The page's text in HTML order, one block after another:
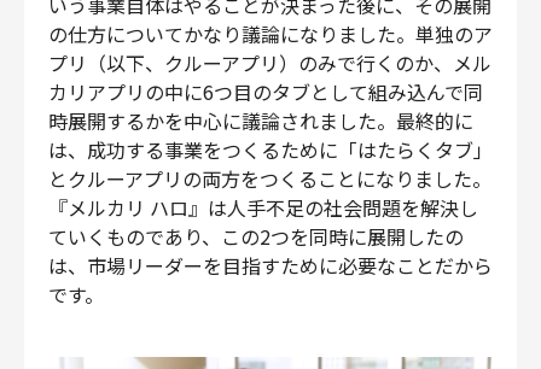
の仕方についてかなり議論になりました。単独のア
プリ（以下、クルーアプリ）のみで行くのか、メル
カリアプリの中に6つ目のタブとして組み込んで同
時展開するかを中心に議論されました。最終的に
は、成功する事業をつくるために「はたらくタブ」
とクルーアプリの両方をつくることになりました。
『メルカリ ハロ』は人手不足の社会問題を解決し
ていくものであり、この2つを同時に展開したの
は、市場リーダーを目指すために必要なことだから
です。